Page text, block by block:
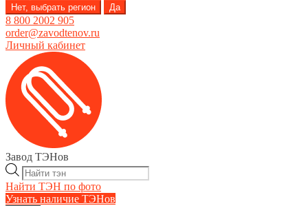
Нет, выбрать регион Да
8 800 2002 905
order@zavodtenov.ru
Личный кабинет
Перейти
навигации
Перейти
содержимому
Завод ТЭНов
Поиск
товаров
Найти ТЭН по фото
Узнать наличие ТЭНов